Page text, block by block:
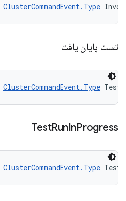
ClusterCommandEvent.Type
تست پایان یافت
ClusterCommandEvent.Type
TestRunInProgress
ClusterCommandEvent.Type